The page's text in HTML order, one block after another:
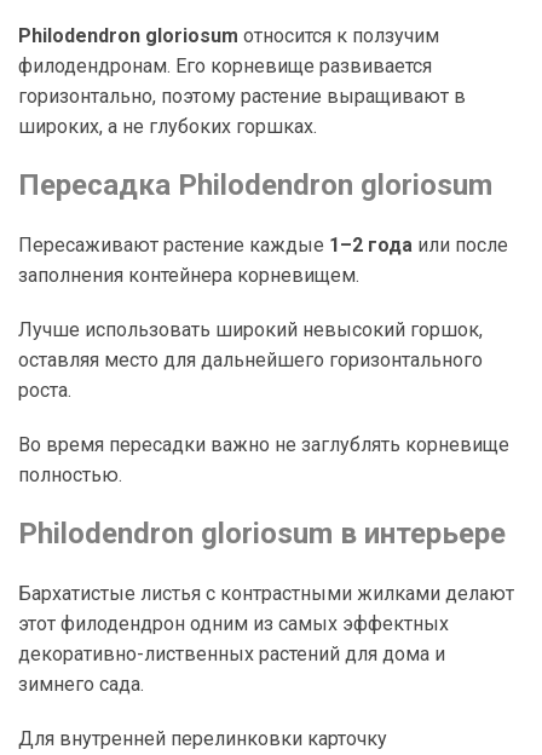
Philodendron gloriosum относится к ползучим
филодендронам. Его корневище развивается
горизонтально, поэтому растение выращивают в
широких, а не глубоких горшках.
Пересадка Philodendron gloriosum
Пересаживают растение каждые 1–2 года или после
заполнения контейнера корневищем.
Лучше использовать широкий невысокий горшок,
оставляя место для дальнейшего горизонтального
роста.
Во время пересадки важно не заглублять корневище
полностью.
Philodendron gloriosum в интерьере
Бархатистые листья с контрастными жилками делают
этот филодендрон одним из самых эффектных
декоративно-лиственных растений для дома и
зимнего сада.
Для внутренней перелинковки карточку